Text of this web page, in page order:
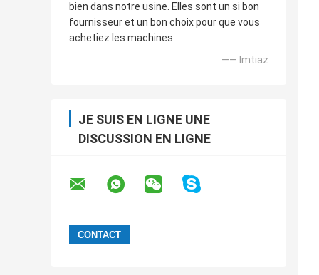
bien dans notre usine. Elles sont un si bon
fournisseur et un bon choix pour que vous
achetiez les machines.
—— Imtiaz
JE SUIS EN LIGNE UNE
DISCUSSION EN LIGNE